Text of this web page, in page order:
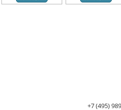
+7 (495)